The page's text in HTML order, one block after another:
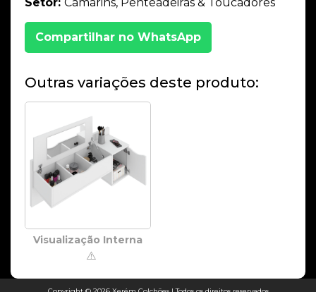
Compartilhar no WhatsApp
Outras variações deste produto:
Visualização Interna
⚠️